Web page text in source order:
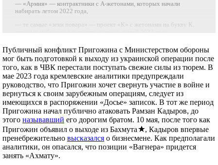
— «Армия» — контрактники с А-жетонами, которых начали
набирать летом 2022 года,
— те самые «зеки повара» — проект «К» с жетонами на букву К,
которых набирали в колониях осенью–зимой 2022 года.
основная тяжесть потерь. Большая часть из 20 тысячпогибших
вагнеровцев были именно зеками. В любом случае на момент
мятежа их контракты уже закончились, и они поехали по домам
(около 30 тысяч человек, как утверждаетПригожин).
Проект «Армия» — это новички, в лояльности которых нельзя быть
уверенным, на которых вместе с заключенными приходились
основные потери «Вагнера». Реальная ударная сила «повара» —
это ветераны ЧВК «Вагнер», из которых к 2023 году в живых
оставалось около шести тысяч человек. В кадровой политике
«Вагнер» вел себя как типичная ЧВК: опытные сотрудники
используются в качестве инструкторов и командного состава,
пехота — набирается из «туземцев» и нещадно эксплуатируется,
неся основные потери.
Сторонние оценки численности затруднены тем, что после утечек
Публичный конфликт Пригожина с Министерством обороны
мог быть подготовкой к выходу из украинской операции после
того, как в ЧВК перестали поступать свежие силы из тюрем. В
мае 2023 года кремлевские аналитики предупреждали
руководство, что Пригожин хочет свернуть участие в войне и
вернуться к своим зарубежным операциям, следует из
имеющихся в распоряжении «Досье» записок. В тот же период
Пригожина начал публично атаковать Рамзан Кадыров, до
этого называвший его дорогим братом. 10 мая, после того как
Пригожин объявил о выходе из Бахмута
, Кадыров впервые
пренебрежительно высказался о бизнесмене. Как предполагали
аналитики, он опасался, что позиции «Вагнера» придется
занять «Ахмату».